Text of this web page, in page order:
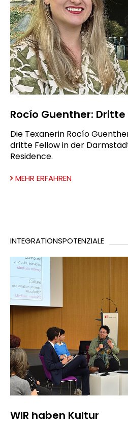
Rocío Guenther:
Die Texanerin Rocío
dritte Fellow in der
Residence.
MEHR ERFAHREN
INTEGRATIONSPOTENZIALE
WIR haben Kultur